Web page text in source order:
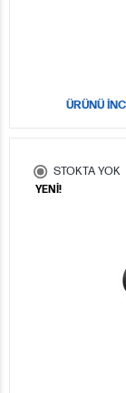
ÜRÜNÜ
STOKTA YOK
YENİ!